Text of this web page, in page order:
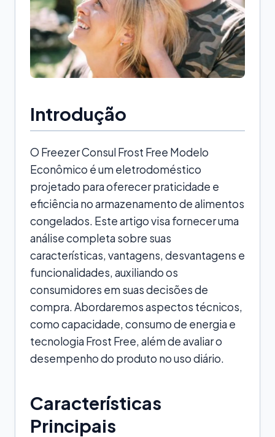
Introdução
O Freezer Consul Frost Free Modelo
Econômico é um eletrodoméstico
projetado para oferecer praticidade e
eficiência no armazenamento de alimentos
congelados. Este artigo visa fornecer uma
análise completa sobre suas
características, vantagens, desvantagens e
funcionalidades, auxiliando os
consumidores em suas decisões de
compra. Abordaremos aspectos técnicos,
como capacidade, consumo de energia e
tecnologia Frost Free, além de avaliar o
desempenho do produto no uso diário.
Características
Principais